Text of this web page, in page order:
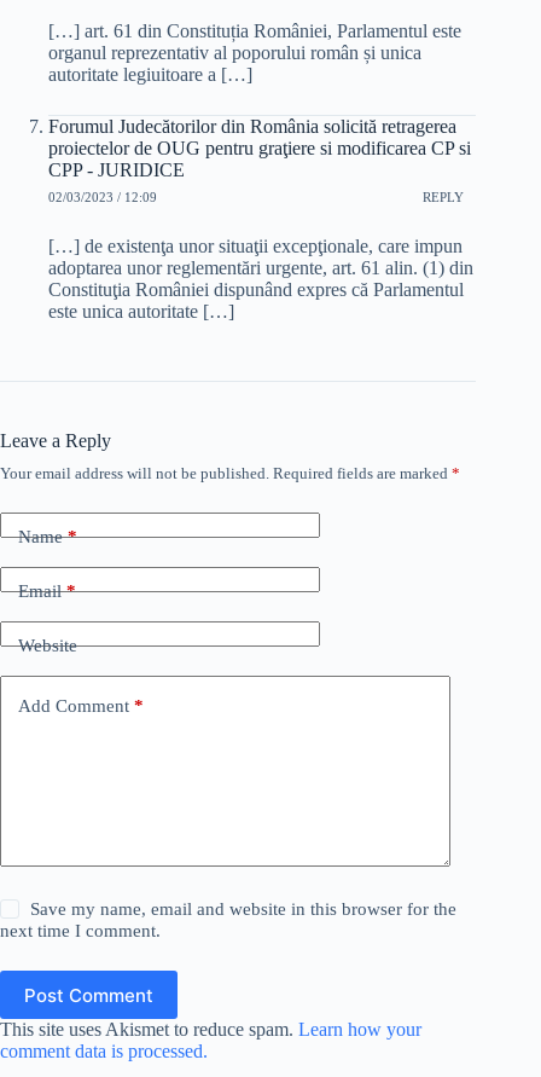
[…] art. 61 din Constituția României, Parlamentul este
organul reprezentativ al poporului român și unica
autoritate legiuitoare a […]
Forumul Judecătorilor din România solicită retragerea
proiectelor de OUG pentru graţiere si modificarea CP si
CPP - JURIDICE
02/03/2023 / 12:09 REPLY
[…] de existenţa unor situaţii excepţionale, care impun
adoptarea unor reglementări urgente, art. 61 alin. (1) din
Constituţia României dispunând expres că Parlamentul
este unica autoritate […]
Leave a Reply
Your email address will not be published. Required fields are marked *
Name*
Email*
Website
Add Comment *
Save my name, email and website in this browser for the
next time I comment.
Post Comment
This site uses Akismet to reduce spam. Learn how your
comment data is processed.